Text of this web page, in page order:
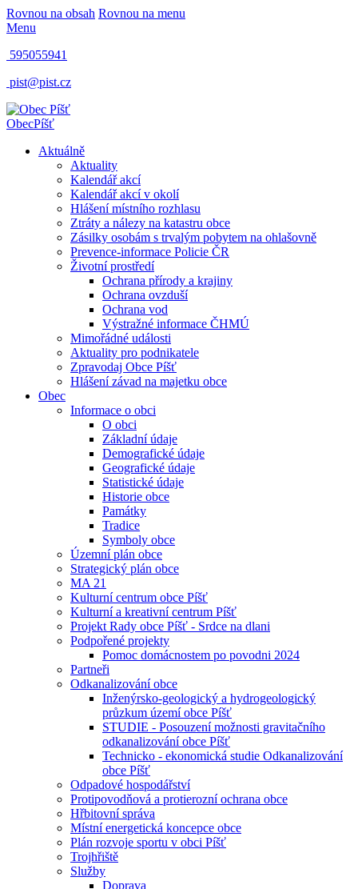
Rovnou na obsah Rovnou na menu
Menu
595055941
pist@pist.cz
ObecPíšť
Aktuálně
Aktuality
Kalendář akcí
Kalendář akcí v okolí
Hlášení místního rozhlasu
Ztráty a nálezy na katastru obce
Zásilky osobám s trvalým pobytem na ohlašovně
Prevence-informace Policie ČR
Životní prostředí
Ochrana přírody a krajiny
Ochrana ovzduší
Ochrana vod
Výstražné informace ČHMÚ
Mimořádné události
Aktuality pro podnikatele
Zpravodaj Obce Píšť
Hlášení závad na majetku obce
Obec
Informace o obci
O obci
Základní údaje
Demografické údaje
Geografické údaje
Statistické údaje
Historie obce
Památky
Tradice
Symboly obce
Územní plán obce
Strategický plán obce
MA 21
Kulturní centrum obce Píšť
Kulturní a kreativní centrum Píšť
Projekt Rady obce Píšť - Srdce na dlani
Podpořené projekty
Pomoc domácnostem po povodni 2024
Partneři
Odkanalizování obce
Inženýrsko-geologický a hydrogeologický
průzkum území obce Píšť
STUDIE - Posouzení možnosti gravitačního
odkanalizování obce Píšť
Technicko - ekonomická studie Odkanalizování
obce Píšť
Odpadové hospodářství
Protipovodňová a protierozní ochrana obce
Hřbitovní správa
Místní energetická koncepce obce
Plán rozvoje sportu v obci Píšť
Trojhřiště
Služby
Doprava